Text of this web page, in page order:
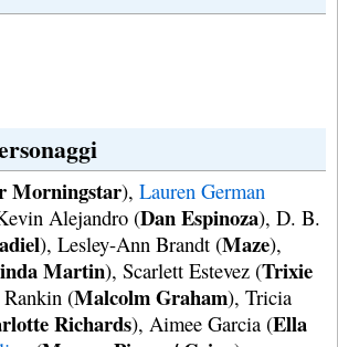
Morningstar), Lauren German
Alejandro (Dan Espinoza), D. B.
), Lesley-Ann Brandt (Maze),
Martin), Scarlett Estevez (Trixie
(Malcolm Graham), Tricia
Richards), Aimee Garcia (Ella